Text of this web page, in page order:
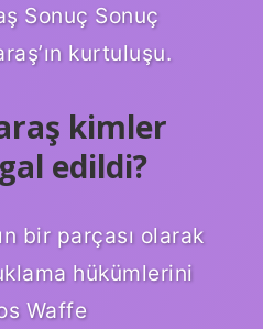
Sonuç Sonuç
kurtuluşu.
kimler
edildi?
bir parçası olarak
hükümlerini
Waffe